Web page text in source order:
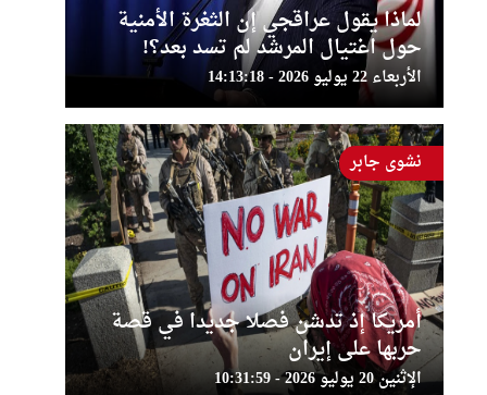
لماذا يقول عراقجي إن الثغرة الأمنية
حول اغتيال المرشد لم تسد بعد؟!
الأربعاء 22 يوليو 2026 - 14:13:18
أمريكا إذ تدشن فصلا جديدا في قصة
حربها على إيران
الإثنين 20 يوليو 2026 - 10:31:59
نشوى جابر